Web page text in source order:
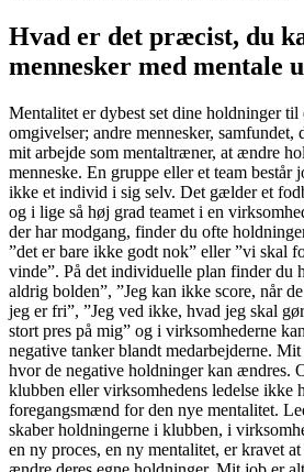
Hvad er det præcist, du
mennesker med mentale
Mentalitet er dybest set dine holdninger
omgivelser; andre mennesker, samfundet,
mit arbejde som mentaltræner, at ændre
menneske. En gruppe eller et team
ikke et individ i sig selv. Det gælder et
og i lige så høj grad teamet i en
der har modgang, finder du ofte
”det er bare ikke godt nok” eller ”vi skal
vinde”. På det individuelle plan finder du
aldrig bolden”, ”Jeg kan ikke score, når
jeg er fri”, ”Jeg ved ikke, hvad jeg skal
stort pres på mig” og i virksomhederne
negative tanker blandt medarbejderne.
hvor de negative holdninger kan ændres.
klubben eller virksomhedens ledelse ikke
foregangsmænd for den nye mentalitet.
skaber holdningerne i klubben, i
en ny proces, en ny mentalitet, er kravet